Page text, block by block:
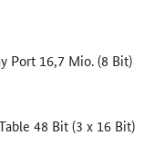
Port 16,7 Mio. (8 Bit)
48 Bit (3 x 16 Bit)